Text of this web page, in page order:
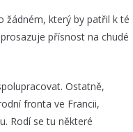
žádném, který by patřil k té
přísnost na chudé
Ostatně,
fronta ve Francii,
Rodí se tu některé